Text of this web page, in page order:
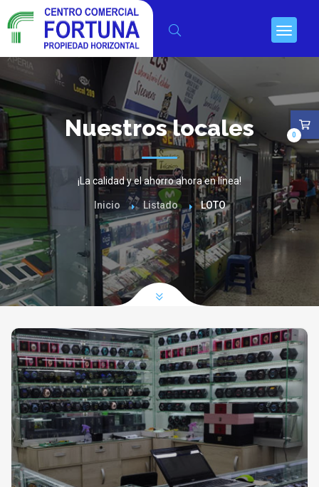
Nuestros locales
¡La calidad y el ahorro ahora en línea!
Inicio Listado LOTO
0